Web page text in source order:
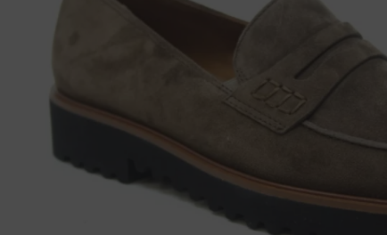
Pantoffels
Verbandschoenen (externe website)
Ganter Lowa